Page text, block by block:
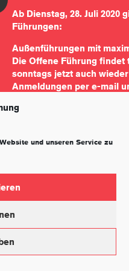
und unseren Service zu
–
Verena
von
Ab Dienstag, 28. Juli 2020
Führungen:
Außenführungen mit
Die Offene Führung findet
sonntags jetzt auch
Anmeldungen per e-mail